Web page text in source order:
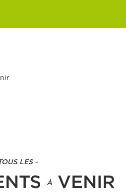
LES -
À VENIR